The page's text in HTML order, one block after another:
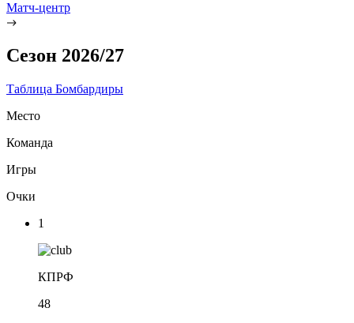
Матч-центр
Сезон 2026/27
Таблица Бомбардиры
Место
Команда
Игры
Очки
1
КПРФ
48